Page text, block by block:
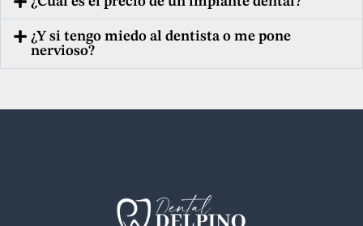
¿Y si tengo miedo al dentista o me pone
nervioso?